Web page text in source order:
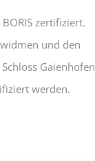
zertifiziert.
und den
Gaienhofen
werden.